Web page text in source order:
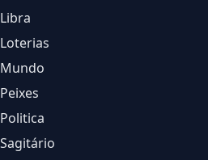
Libra
Loterias
Mundo
Peixes
Politica
Sagitário